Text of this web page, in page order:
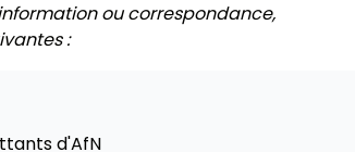
ou correspondance,
:
d'AfN